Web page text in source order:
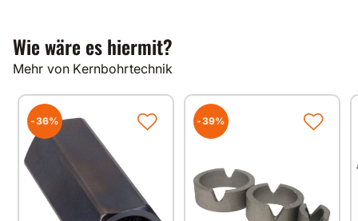
hochverdichteter Kalksandstein
Klinker
Nutzlängen
andere Nutzlängen auf Anfrage
Gut zu wissen
Alle unsere Produkte werden auf modernsten
Wie wäre es hiermit?
Mehr von Kernbohrtechnik
-36% -39%